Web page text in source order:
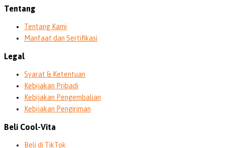
Tentang
Tentang Kami
Manfaat dan Sertifikasi
Legal
Syarat & Ketentuan
Kebijakan Pribadi
Kebijakan Pengembalian
Kebijakan Pengiriman
Beli Cool-Vita
Beli di TikTok